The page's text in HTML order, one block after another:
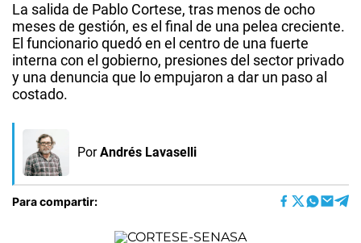
La salida de Pablo Cortese, tras menos de ocho
meses de gestión, es el final de una pelea creciente.
El funcionario quedó en el centro de una fuerte
interna con el gobierno, presiones del sector privado
y una denuncia que lo empujaron a dar un paso al
costado.
Por Andrés Lavaselli
Para compartir: